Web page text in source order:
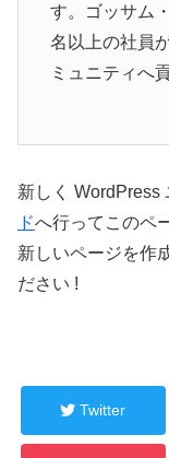
す。ゴッサム
名以上の社員
ミュニティへ
新しく WordPress
ドへ行ってこのペ
新しいページを作
ださい !
Twitter